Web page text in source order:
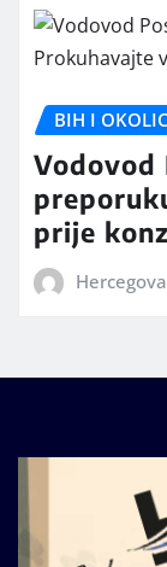
BIH I
Vodovod
prije